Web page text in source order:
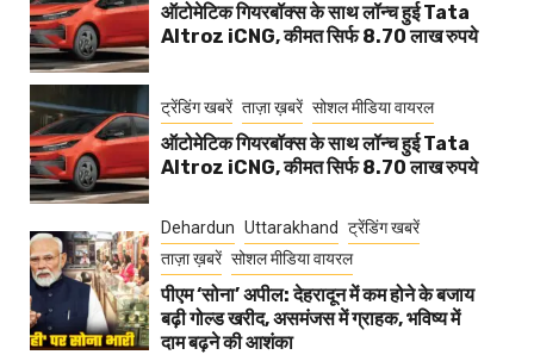
ऑटोमेटिक गियरबॉक्स के साथ लॉन्च हुई Tata
Altroz iCNG, कीमत सिर्फ 8.70 लाख रुपये
ट्रेंडिंग खबरें ताज़ा ख़बरें सोशल मीडिया वायरल
ऑटोमेटिक गियरबॉक्स के साथ लॉन्च हुई Tata
Altroz iCNG, कीमत सिर्फ 8.70 लाख रुपये
Dehardun Uttarakhand
ट्रेंडिंग खबरें
ताज़ा ख़बरें सोशल मीडिया वायरल
पीएम ‘सोना’ अपील: देहरादून में कम होने के बजाय
बढ़ी गोल्ड खरीद, असमंजस में ग्राहक, भविष्य में
दाम बढ़ने की आशंका